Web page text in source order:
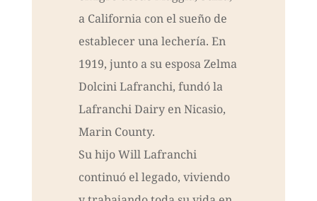
a California con el sueño de
establecer una lechería. En
1919, junto a su esposa Zelma
Dolcini Lafranchi, fundó la
Lafranchi Dairy en Nicasio,
Marin County.
Su hijo Will Lafranchi
continuó el legado, viviendo